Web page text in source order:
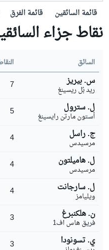
قائمة السائقين قائمة الفرق
نقاط جزاء
السائق
س. بيريز
ريد بُل ريسينغ 7
ل. سترول
أستون مارتن رايسينغ 5
ج. راسل
مرسيدس 4
ل. هاميلتون
مرسيدس 4
ل. سارجانت
ويليامز 4
ن. هلكنبرغ
فريق هاس اف1 3
ي. تسونودا
3